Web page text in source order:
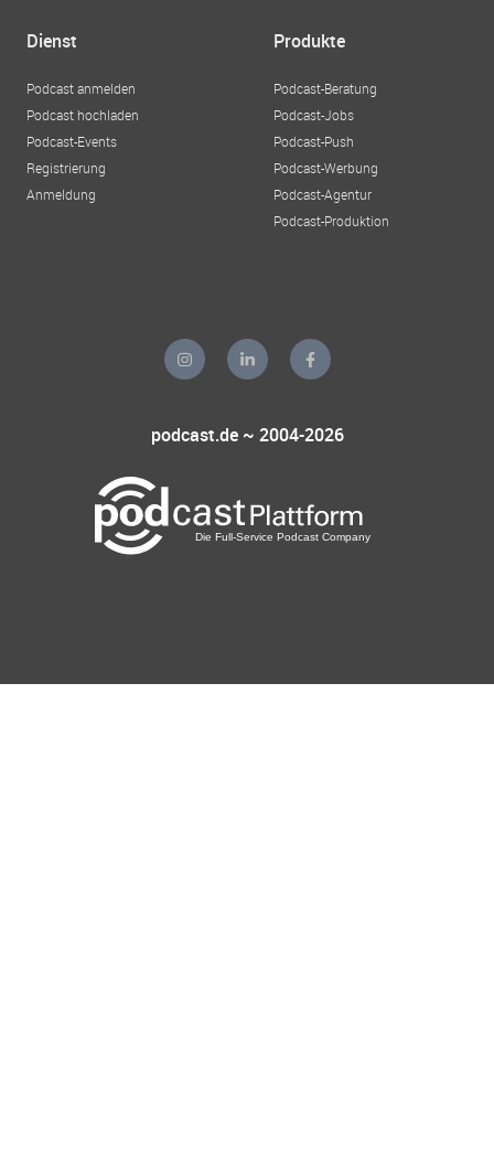
Dienst
Podcast anmelden
Podcast hochladen
Podcast-Events
Registrierung
Anmeldung
Produkte
Podcast-Beratung
Podcast-Jobs
Podcast-Push
Podcast-Werbung
Podcast-Agentur
Podcast-Produktion
podcast.de ~ 2004-2026